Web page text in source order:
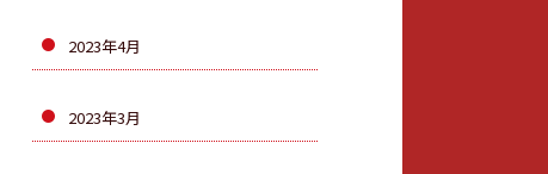
2023年4月
2023年3月